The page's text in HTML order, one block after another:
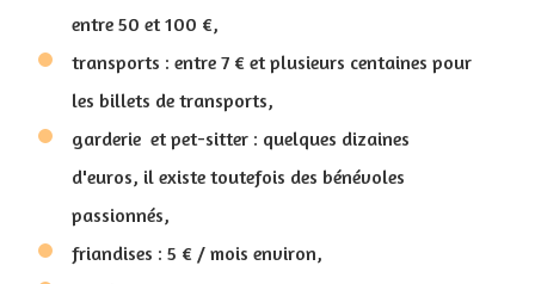
entre 50 et 100 €,
transports : entre 7 € et plusieurs centaines pour
les billets de transports,
garderie et pet-sitter : quelques dizaines
d'euros, il existe toutefois des bénévoles
passionnés,
friandises : 5 € / mois environ,